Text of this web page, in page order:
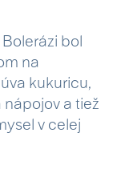
bol
na
kukuricu,
a tiež
v celej